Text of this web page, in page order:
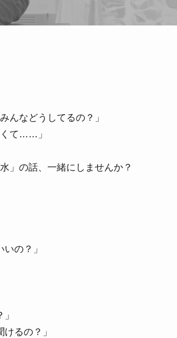
んなどうしてるの？」
くて……」
」の話、一緒にしませんか？
の？」
るの？」